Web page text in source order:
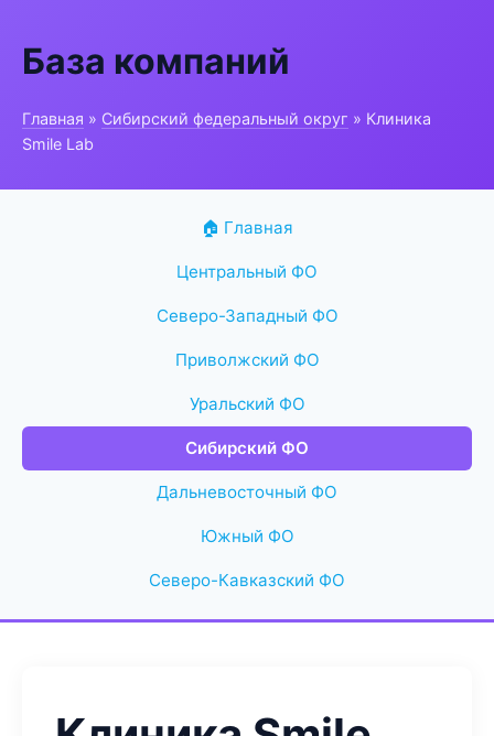
База компаний
Главная » Сибирский федеральный округ » Клиника
Smile Lab
🏠 Главная
Центральный ФО
Северо-Западный ФО
Приволжский ФО
Уральский ФО
Сибирский ФО
Дальневосточный ФО
Южный ФО
Северо-Кавказский ФО